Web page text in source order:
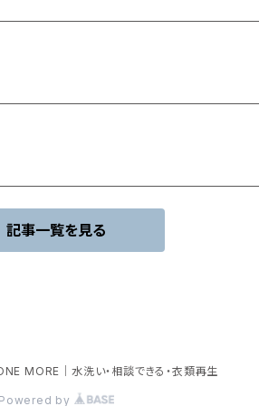
記事一覧を見る
MORE｜水洗い・相談できる・衣類再生
Powered by